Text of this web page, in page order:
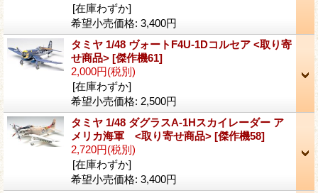
[在庫わずか]
希望小売価格: 3,400円
タミヤ 1/48 ヴォートF4U-1Dコルセア <取り寄
せ商品> [傑作機61]
2,000円(税別)
[在庫わずか]
希望小売価格: 2,500円
タミヤ 1/48 ダグラスA-1Hスカイレーダー ア
メリカ海軍 <取り寄せ商品> [傑作機58]
2,720円(税別)
[在庫わずか]
希望小売価格: 3,400円